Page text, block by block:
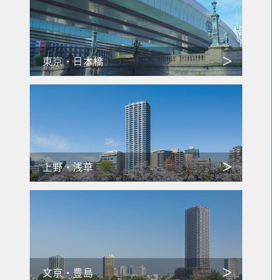
東京・日本橋
上野・浅草
文京・豊島